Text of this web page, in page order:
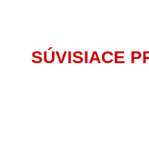
SÚVISIACE